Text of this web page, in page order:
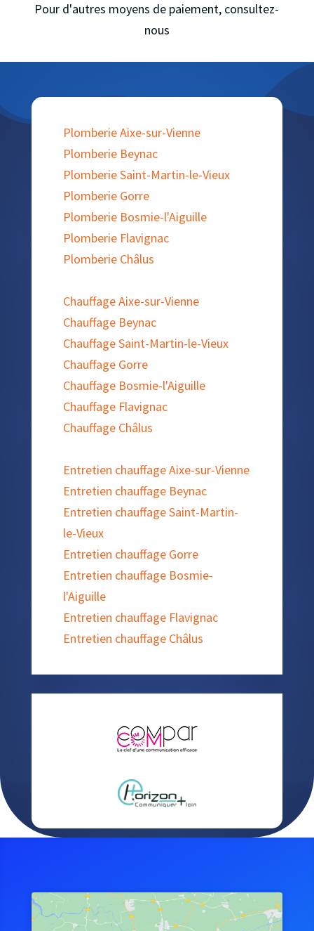
Pour d'autres moyens de paiement, consultez-
nous
Plomberie Aixe-sur-Vienne
Plomberie Beynac
Plomberie Saint-Martin-le-Vieux
Plomberie Gorre
Plomberie Bosmie-l'Aiguille
Plomberie Flavignac
Plomberie Châlus
Chauffage Aixe-sur-Vienne
Chauffage Beynac
Chauffage Saint-Martin-le-Vieux
Chauffage Gorre
Chauffage Bosmie-l'Aiguille
Chauffage Flavignac
Chauffage Châlus
Entretien chauffage Aixe-sur-Vienne
Entretien chauffage Beynac
Entretien chauffage Saint-Martin-
le-Vieux
Entretien chauffage Gorre
Entretien chauffage Bosmie-
l'Aiguille
Entretien chauffage Flavignac
Entretien chauffage Châlus